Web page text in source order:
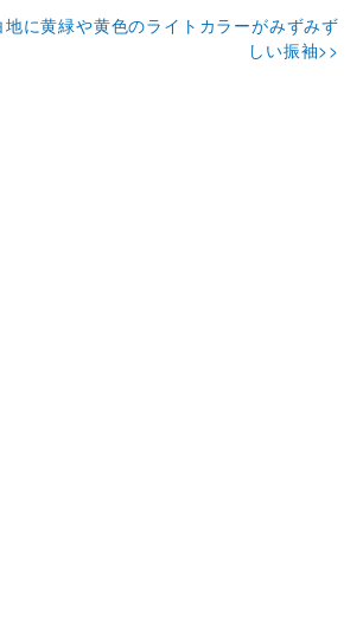
地に黄緑や黄色のライトカラーがみずみず
しい振袖>>